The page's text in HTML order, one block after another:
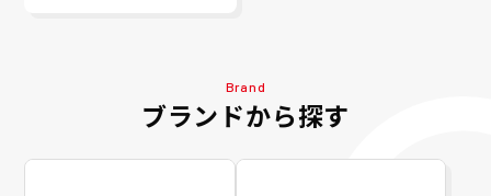
Brand
ブランドから探す